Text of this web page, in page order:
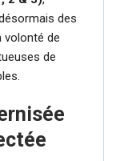
des
volonté de
de